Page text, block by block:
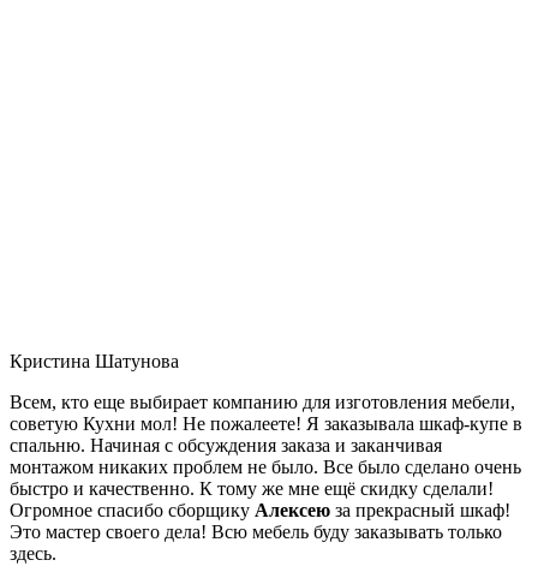
Кристина Шатунова
Всем, кто еще выбирает компанию для изготовления мебели,
советую Кухни мол! Не пожалеете! Я заказывала шкаф-купе в
спальню. Начиная с обсуждения заказа и заканчивая
монтажом никаких проблем не было. Все было сделано очень
быстро и качественно. К тому же мне ещё скидку сделали!
Огромное спасибо сборщику Алексею за прекрасный шкаф!
Это мастер своего дела! Всю мебель буду заказывать только
здесь.